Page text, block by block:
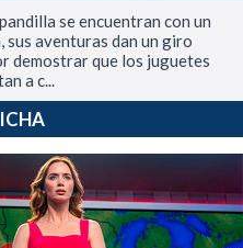
se encuentran con un
aventuras dan un giro
demostrar que los juguetes
a c...